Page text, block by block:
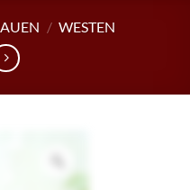
/ WESTEN